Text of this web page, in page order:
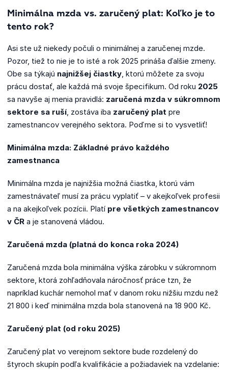
Minimálna mzda vs. zaručený plat: Koľko je to
tento rok?
Asi ste už niekedy počuli o minimálnej a zaručenej mzde.
Pozor, tiež to nie je to isté a rok 2025 prináša ďalšie zmeny.
Obe sa týkajú najnižšej čiastky, ktorú môžete za svoju
prácu dostať, ale každá má svoje špecifikum. Od roku 2025
sa navyše aj menia pravidlá: zaručená mzda v súkromnom
sektore sa ruší, zostáva iba zaručený plat pre
zamestnancov verejného sektora. Poďme si to vysvetliť!
Minimálna mzda: Základné právo každého
zamestnanca
Minimálna mzda je najnižšia možná čiastka, ktorú vám
zamestnávateľ musí za prácu vyplatiť – v akejkoľvek profesii
a na akejkoľvek pozícii. Platí pre všetkých zamestnancov
v ČR a je stanovená vládou.
Zaručená mzda (platná do konca roka 2024)
Zaručená mzda bola minimálna výška zárobku v súkromnom
sektore, ktorá zohľadňovala náročnosť práce tzn, že
napríklad kuchár nemohol mať v danom roku nižšiu mzdu než
21 800 i keď minimálna mzda bola stanovená na 18 900 Kč.
Zaručený plat (od roku 2025)
Zaručený plat vo verejnom sektore bude rozdelený do
štyroch skupín podľa kvalifikácie a požiadaviek na vzdelanie: